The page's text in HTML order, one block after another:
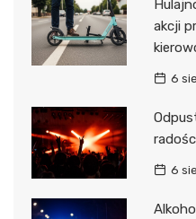
akcji
6
6